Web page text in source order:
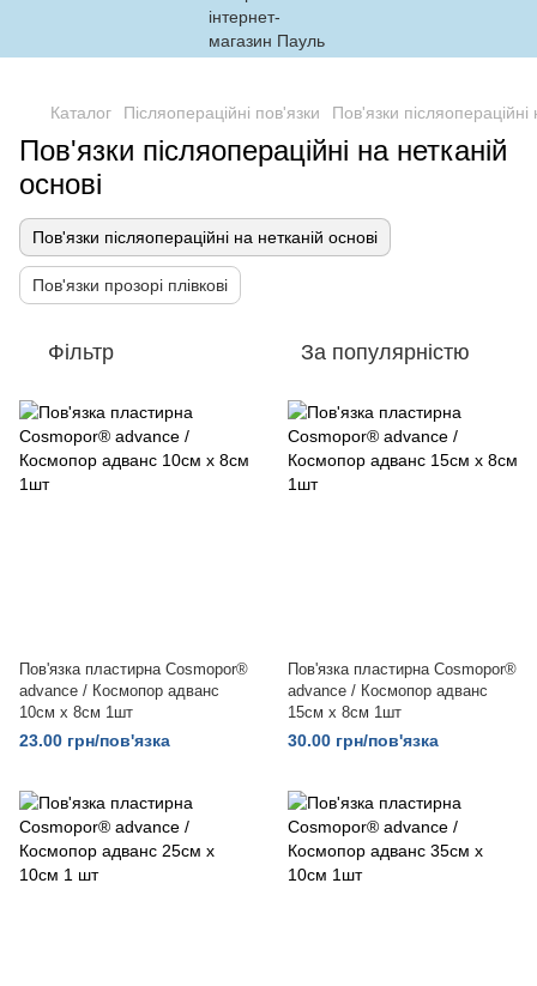
Каталог Післяопераційні пов'язки Пов'язки післяопераційні
Пов'язки післяопераційні на нетканій
основі
Пов'язки післяопераційні на нетканій основі
Пов'язки прозорі плівкові
Фільтр За популярністю
Пов'язка пластирна Cosmopor®
advance / Космопор адванс
10см x 8см 1шт
23.00 грн/пов'язка
Пов'язка пластирна Cosmopor®
advance / Космопор адванс
15см x 8см 1шт
30.00 грн/пов'язка